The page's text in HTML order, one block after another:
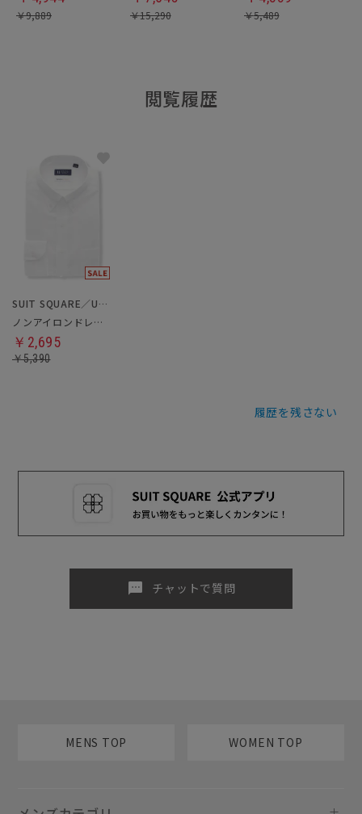
￥9,889 ￥15,290 ￥5,489
閲覧履歴
SUIT SQUARE／UNIVERSAL LANGUAGE
ノンアイロンドレスシャツ
￥2,695
￥5,390
履歴を残さない
sms チャットで質問
MENS TOP WOMEN TOP